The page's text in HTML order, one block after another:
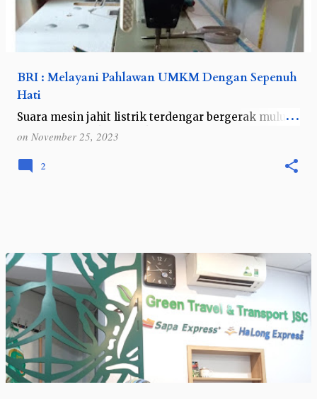
BRI : Melayani Pahlawan UMKM Dengan Sepenuh
Hati
Suara mesin jahit listrik terdengar bergerak mulus
di atas sehelai kain batik berwarna biru laut.
sesekali jemari lentik bergerak untuk
mengendalikan arah laju kain yang tertembus…
on November 25, 2023
2